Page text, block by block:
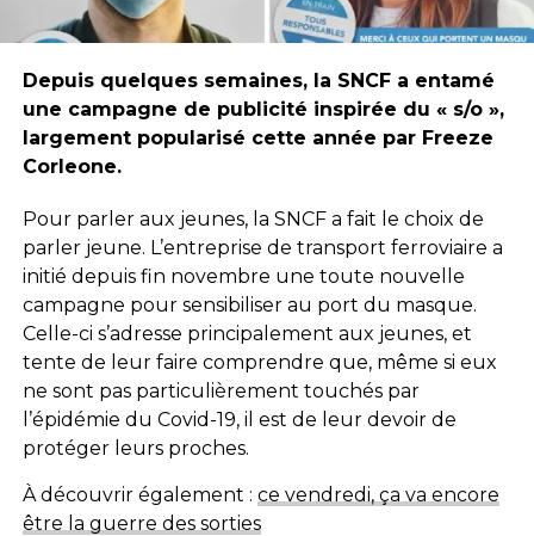
Depuis quelques semaines, la SNCF a entamé
une campagne de publicité inspirée du « s/o »,
largement popularisé cette année par Freeze
Corleone.
Pour parler aux jeunes, la SNCF a fait le choix de
parler jeune. L’entreprise de transport ferroviaire a
initié depuis fin novembre une toute nouvelle
campagne pour sensibiliser au port du masque.
Celle-ci s’adresse principalement aux jeunes, et
tente de leur faire comprendre que, même si eux
ne sont pas particulièrement touchés par
l’épidémie du Covid-19, il est de leur devoir de
protéger leurs proches.
À découvrir également : ce vendredi, ça va encore
être la guerre des sorties